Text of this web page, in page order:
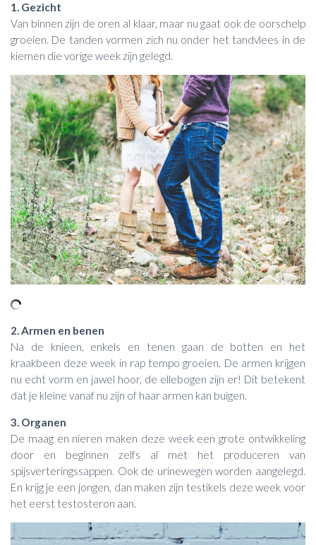
1. Gezicht
Van binnen zijn de oren al klaar, maar nu gaat ook de oorschelp
groeien. De tanden vormen zich nu onder het tandvlees in de
kiemen die vorige week zijn gelegd.
2. Armen en benen
Na de knieen, enkels en tenen gaan de botten en het
kraakbeen deze week in rap tempo groeien. De armen krijgen
nu echt vorm en jawel hoor, de ellebogen zijn er! Dit betekent
dat je kleine vanaf nu zijn of haar armen kan buigen.
3. Organen
De maag en nieren maken deze week een grote ontwikkeling
door en beginnen zelfs al met het produceren van
spijsverteringssappen. Ook de urinewegen worden aangelegd.
En krijg je een jongen, dan maken zijn testikels deze week voor
het eerst testosteron aan.